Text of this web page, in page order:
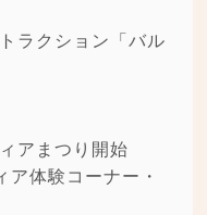
クション「バル
まつり開始
ーナー・